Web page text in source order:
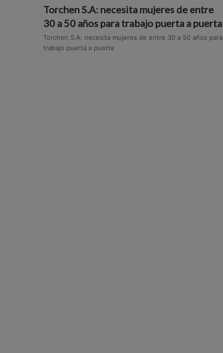
Torchen S.A: necesita mujeres de entre
30 a 50 años para trabajo puerta a puerta
Torchen S.A: necesita mujeres de entre 30 a 50 años para
trabajo puerta a puerta